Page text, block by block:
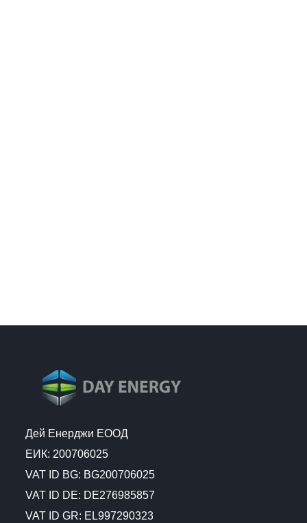
Дей Енерджи ЕООД
ЕИК: 200706025
VAT ID BG: BG200706025
VAT ID DE: DE276985857
VAT ID GR: EL997290323